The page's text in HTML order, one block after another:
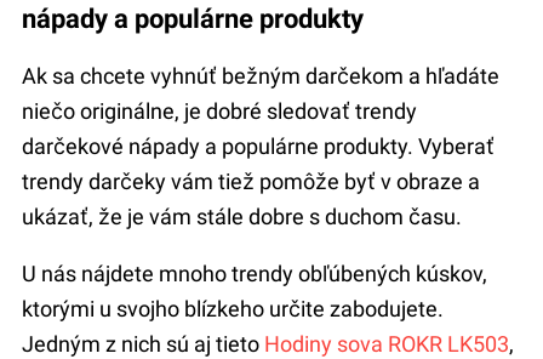
nápady a populárne produkty
Ak sa chcete vyhnúť bežným darčekom a hľadáte
niečo originálne, je dobré sledovať trendy
darčekové nápady a populárne produkty. Vyberať
trendy darčeky vám tiež pomôže byť v obraze a
ukázať, že je vám stále dobre s duchom času.
U nás nájdete mnoho trendy obľúbených kúskov,
ktorými u svojho blízkeho určite zabodujete.
Jedným z nich sú aj tieto Hodiny sova ROKR LK503,